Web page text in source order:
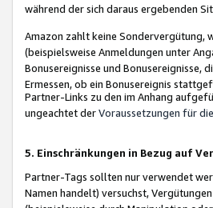
während der sich daraus ergebenden
Amazon zahlt keine Sondervergütung,
(beispielsweise Anmeldungen unter
Bonusereignisse und Bonusereignisse,
Ermessen, ob ein Bonusereignis
Partner-Links zu den im Anhang
ungeachtet derVoraussetzungen für
5. Einschränkungen in Bezug auf
Partner-Tags sollten nur verwendet
Namen handelt) versuchst,